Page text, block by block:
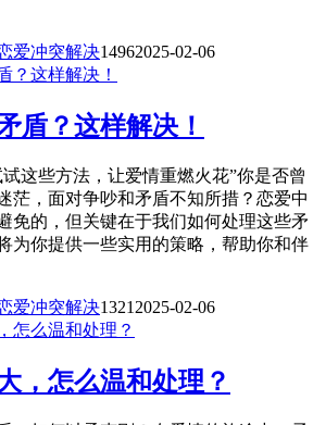
爱冲突解决14962025-02-06
盾？这样解决！
这些方法，让爱情重燃火花”你是否曾
茫，面对争吵和矛盾不知所措？恋爱中
免的，但关键在于我们如何处理这些矛
为你提供一些实用的策略，帮助你和伴
爱冲突解决1321 2025-02-06
，怎么温和处理？